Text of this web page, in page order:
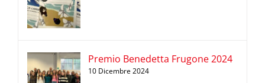
Premio Benedetta Frugone 2024
10 Dicembre 2024